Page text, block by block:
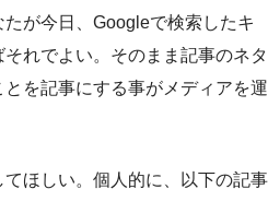
が今日、Googleで検索したキ
れでよい。そのまま記事のネタ
を記事にする事がメディアを運
ほしい。個人的に、以下の記事